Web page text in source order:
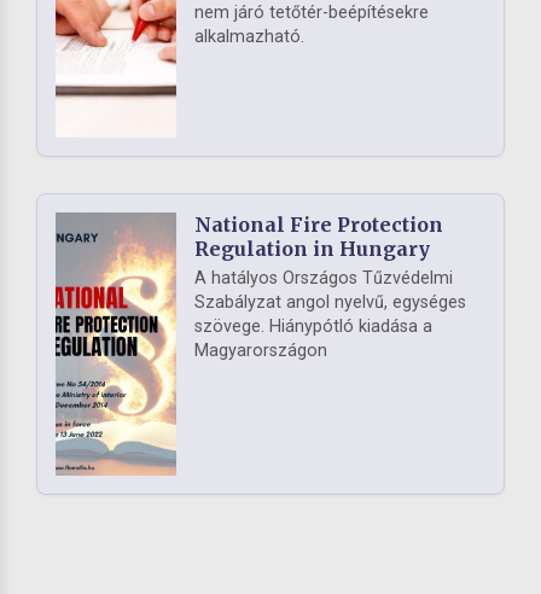
nem járó tetőtér-beépítésekre
alkalmazható.
National Fire Protection
Regulation in Hungary
A hatályos Országos Tűzvédelmi
Szabályzat angol nyelvű, egységes
szövege. Hiánypótló kiadása a
Magyarországon